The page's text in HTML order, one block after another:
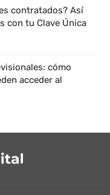
contratados? Así
con tu Clave Única
cómo
acceder al